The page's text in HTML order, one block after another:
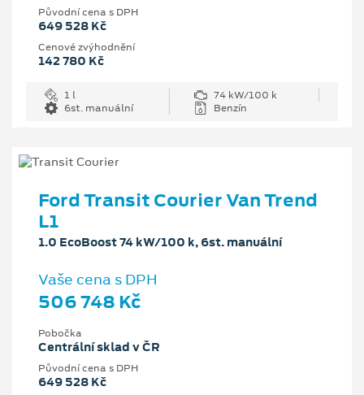
Původní cena s DPH
649 528 Kč
Cenové zvýhodnění
142 780 Kč
1 l
74 kW/100 k
6st. manuální
Benzín
Ford Transit Courier Van Trend
L1
1.0 EcoBoost 74 kW/100 k, 6st. manuální
Vaše cena s DPH
506 748 Kč
Pobočka
Centrální sklad v ČR
Původní cena s DPH
649 528 Kč